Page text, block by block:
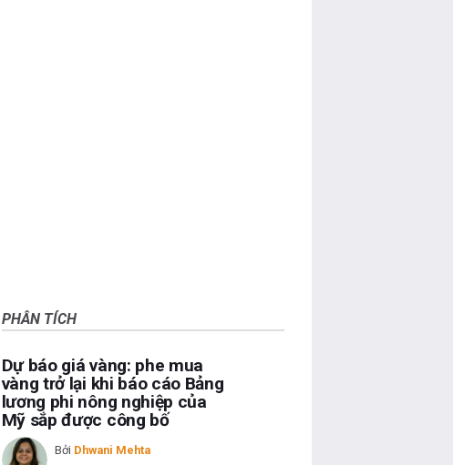
PHÂN TÍCH
Dự báo giá vàng: phe mua
vàng trở lại khi báo cáo Bảng
lương phi nông nghiệp của
Mỹ sắp được công bố
Bởi Dhwani Mehta